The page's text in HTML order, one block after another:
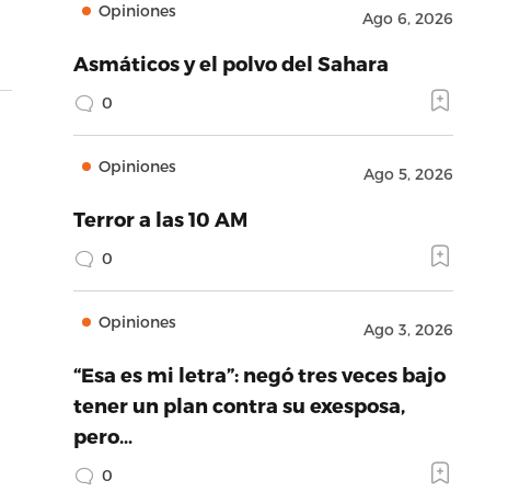
Opiniones Ago 6, 2026
Asmáticos y el polvo del Sahara
0
Opiniones Ago 5, 2026
Terror a las 10 AM
0
Opiniones Ago 3, 2026
“Esa es mi letra”: negó tres veces bajo
tener un plan contra su exesposa,
pero…
0